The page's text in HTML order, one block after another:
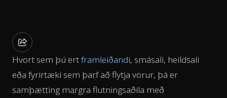
Hvort sem þú ertframleiðandi, smásali, heildsali
eða fyrirtæki sem þarf að flytja vörur, þá er
samþætting margra flutningsaðila með